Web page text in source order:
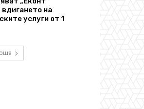
на
услуги от 1